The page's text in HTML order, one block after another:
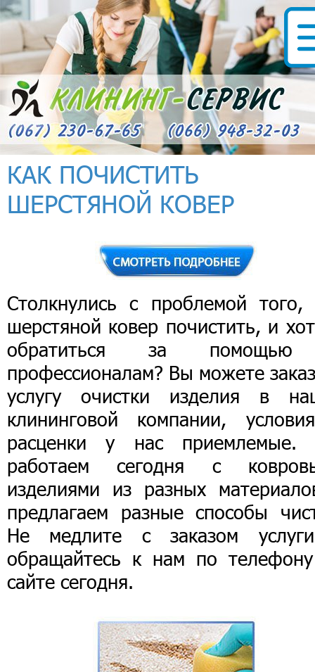
КАК ПОЧИСТИТЬ
ШЕРСТЯНОЙ КОВЕР
Столкнулись с проблемой того,
шерстяной ковер почистить, и
обратиться за
профессионалам? Вы можете
услугу очистки изделия в
клининговой компании,
расценки у нас
работаем сегодня с
изделиями из разных
предлагаем разные способы
Не медлите с заказом
обращайтесь к нам по
сайте сегодня.